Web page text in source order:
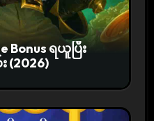
Bonus ရယူပြီး
(2026)